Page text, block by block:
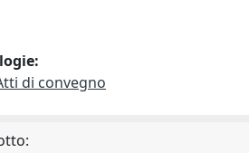
di convegno